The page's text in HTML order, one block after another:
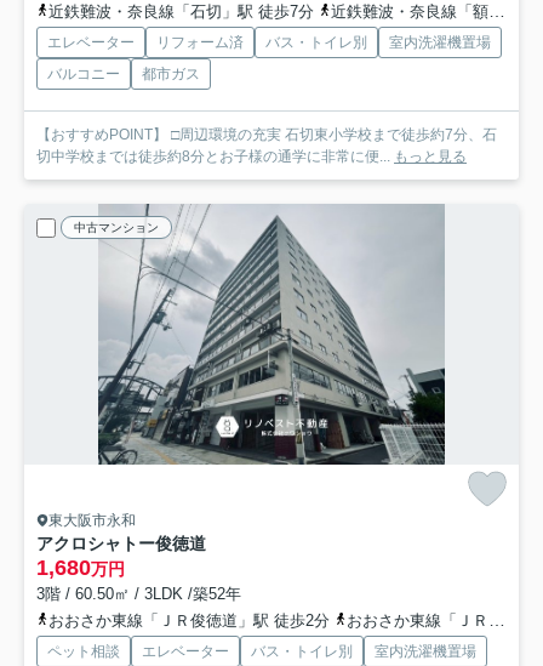
近鉄難波・奈良線「石切」駅 徒歩7分
近鉄難波・奈良線「額田」駅 徒歩17分
エレベーター リフォーム済 バス・トイレ別
室内洗濯機置場
バルコニー
都市ガス
【おすすめPOINT】 □周辺環境の充実 石切東小学校まで徒歩約7分、石
切中学校までは徒歩約8分とお子様の通学に非常に便...
もっと見る
中古マンション
東大阪市永和
アクロシャトー俊徳道
1,680万円
3階 / 60.50㎡ / 3LDK /築52年
おおさか東線「ＪＲ俊徳道」駅 徒歩2分
おおさか東線「ＪＲ河内永和」駅 徒歩11分
ペット相談 エレベーター バス・トイレ別
室内洗濯機置場